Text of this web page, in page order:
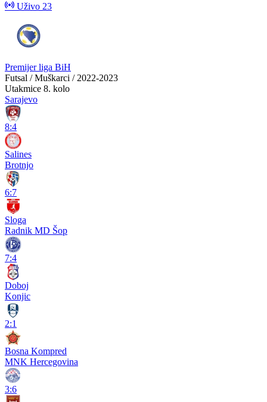
Uživo 23
Premijer liga BiH
Futsal / Muškarci / 2022-2023
Utakmice 8. kolo
Sarajevo
8:4
Salines
Brotnjo
6:7
Sloga
Radnik MD Šop
7:4
Doboj
Konjic
2:1
Bosna Kompred
MNK Hercegovina
3:6